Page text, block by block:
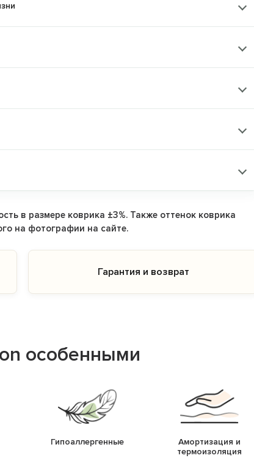
в размере коврика ±3%. Также оттенок коврика
на фотографии на сайте.
Гарантия и возврат
особенными
Гипоаллергенные
Амортизация и
термоизоляция